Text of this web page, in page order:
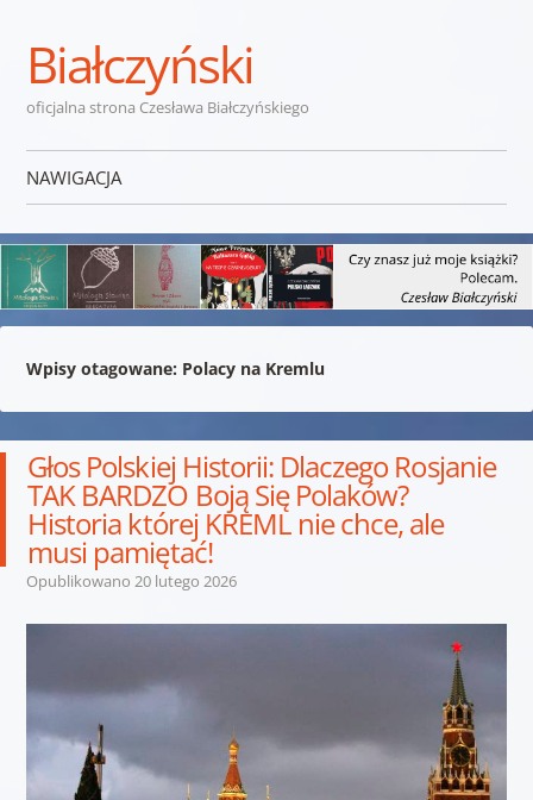
Białczyński
oficjalna strona Czesława Białczyńskiego
NAWIGACJA
Wpisy otagowane: Polacy na Kremlu
Głos Polskiej Historii: Dlaczego Rosjanie
TAK BARDZO Boją Się Polaków?
Historia której KREML nie chce, ale
musi pamiętać!
Opublikowano 20 lutego 2026